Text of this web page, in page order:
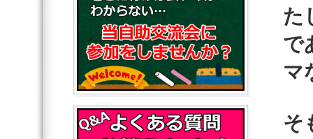
た
で
マ
そ